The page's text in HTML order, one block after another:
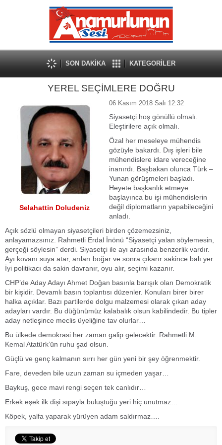
SON DAKİKA KATEGORİLER
YEREL SEÇİMLERE DOĞRU
Selahattin Doludeniz
06 Kasım 2018 Salı 12:32
Siyasetçi hoş gönüllü olmalı.
Eleştirilere açık olmalı.
Özal her meseleye mühendis
gözüyle bakardı. Dış işleri bile
mühendislere idare vereceğine
inanırdı. Başbakan olunca Türk –
Yunan görüşmeleri başladı.
Heyete başkanlık etmeye
başlayınca bu işi mühendislerin
değil diplomatların yapabileceğini
anladı.
Açık sözlü olmayan siyasetçileri birden çözemezsiniz,
anlayamazsınız. Rahmetli Erdal İnönü “Siyasetçi yalan söylemesin,
gerçeği söylesin” derdi. Siyasetçi ile ayı arasında benzerlik vardır.
Ayı kovanı suya atar, arıları boğar ve sonra çıkarır sakince balı yer.
İyi politikacı da sakin davranır, oyu alır, seçimi kazanır.
CHP’de Aday Adayı Ahmet Doğan basınla barışık olan Demokratik
bir kişidir. Devamlı basın toplantısı düzenler. Konuları birer birer
halka açıklar. Bazı partilerde dolgu malzemesi olarak çıkan aday
adayları vardır. Bu düğünümüz kalabalık olsun kabilindedir. Bu tipler
aday netleşince meclis üyeliğine tav olurlar…
Bu ülkede demokrasi her zaman galip gelecektir. Rahmetli M.
Kemal Atatürk’ün ruhu şad olsun.
Güçlü ve genç kalmanın sırrı her gün yeni bir şey öğrenmektir.
Fare, deveden bile uzun zaman su içmeden yaşar…
Baykuş, gece mavi rengi seçen tek canlıdır…
Erkek eşek ilk dişi sıpayla buluştuğu yeri hiç unutmaz…
Köpek, yalfa yaparak yürüyen adam saldırmaz….